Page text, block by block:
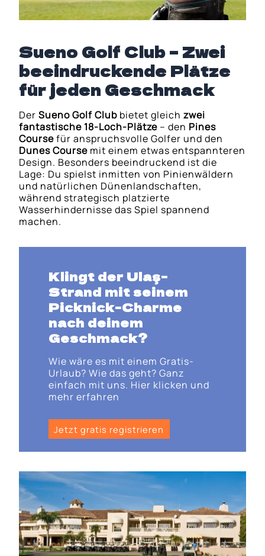
Sueno Golf Club – Zwei
beeindruckende Plätze
für jeden Geschmack
DerSueno Golf Club bietet gleichzwei
fantastische 18-Loch-Plätze – den Pines
Coursefür anspruchsvolle Golfer und den
Dunes Course mit einem etwas entspannteren
Design. Besonders beeindruckend ist die
Lage: Du spielst inmitten von Pinienwäldern
und natürlichen Dünenlandschaften,
während strategisch platzierte
Wasserhindernisse das Spiel spannend
machen.
Klingt der Ulaş-
Strand mit seinem
Picknick-Charme
nach deinem
Geschmack?
Wie wäre es mit einem Gratis-
Urlaub? Wie das geht? Ganz
einfach mit uns. Hier klicken und
mehr erfahren
Jetzt gratis registrieren